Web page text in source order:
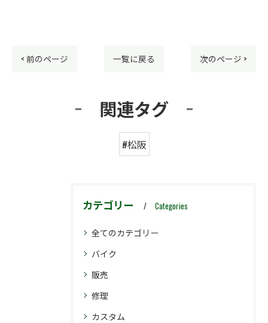
< 前のページ 一覧に戻る 次のページ >
関連タグ
#松阪
カテゴリー Categories
全てのカテゴリー
バイク
販売
修理
カスタム